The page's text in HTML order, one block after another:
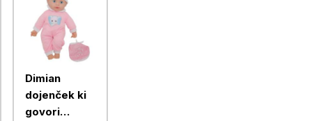
Dimian
dojenček ki
govori